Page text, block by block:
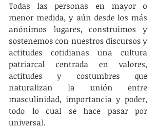
Todas las personas en mayor o
menor medida, y aún desde los más
anónimos lugares, construimos y
sostenemos con nuestros discursos y
actitudes cotidianas una cultura
patriarcal centrada en valores,
actitudes y costumbres que
naturalizan la unión entre
masculinidad, importancia y poder,
todo lo cual se hace pasar por
universal.